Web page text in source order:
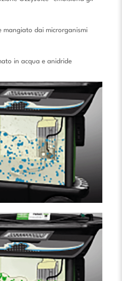
mangiato dai microrganismi
in acqua e anidride